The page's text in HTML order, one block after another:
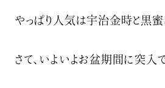
やっぱり人気は宇治金時と黒蜜
さて、いよいよお盆期間に突入で